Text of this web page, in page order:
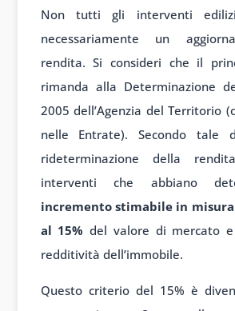
Non tutti gli interventi
necessariamente un
rendita. Si consideri che il
rimanda alla Determinazione
2005 dell’Agenzia del Territorio
nelle Entrate). Secondo tale
rideterminazione della
interventi che abbiano
incremento stimabile in
al 15% del valore di mercato
redditività dell’immobile.
Questo criterio del 15% è